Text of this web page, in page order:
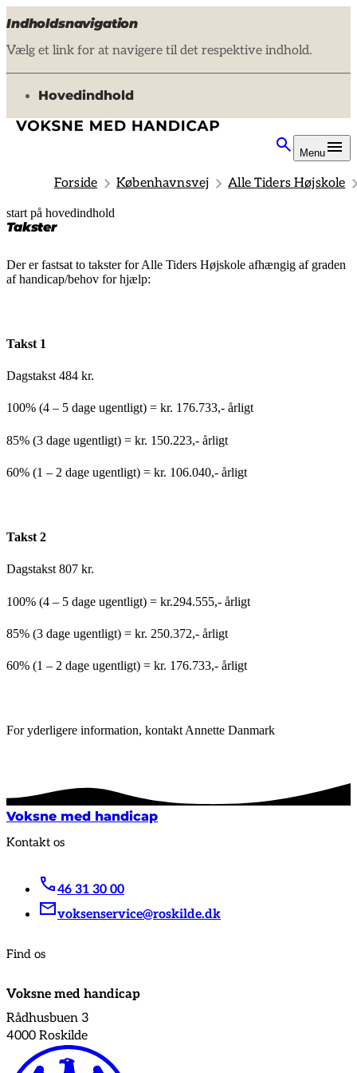
Indholdsnavigation
Vælg et link for at navigere til det respektive indhold.
gå til
Hovedindhold
Menu
Forside Københavnsvej Alle Tiders Højskole
start på hovedindhold
Takster
senest opdateret 11. november 2025
Der er fastsat to takster for Alle Tiders Højskole afhængig af graden
af handicap/behov for hjælp:
Takst 1
Dagstakst 484 kr.
100% (4 – 5 dage ugentligt) = kr. 176.733,- årligt
85% (3 dage ugentligt) = kr. 150.223,- årligt
60% (1 – 2 dage ugentligt) = kr. 106.040,- årligt
Takst 2
Dagstakst 807 kr.
100% (4 – 5 dage ugentligt) = kr.294.555,- årligt
85% (3 dage ugentligt) = kr. 250.372,- årligt
60% (1 – 2 dage ugentligt) = kr. 176.733,- årligt
For yderligere information, kontakt Annette Danmark
Voksne med handicap
Kontakt os
46 31 30 00
voksenservice@roskilde.dk
Find os
Voksne med handicap
Rådhusbuen 3
4000 Roskilde